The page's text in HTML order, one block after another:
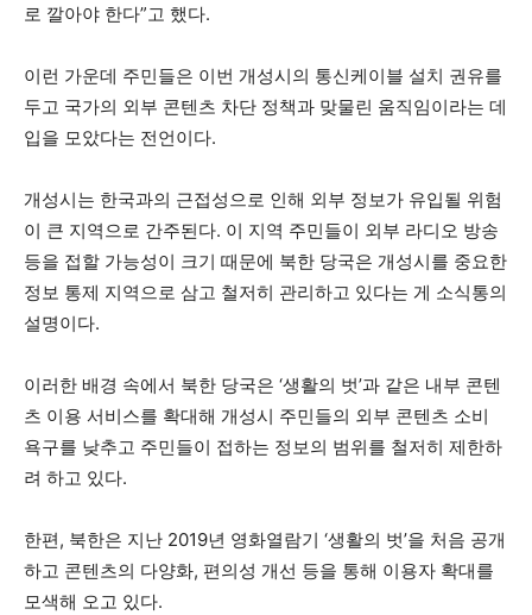
로 깔아야 한다”고 했다.
이런 가운데 주민들은 이번 개성시의 통신케이블 설치 권유를
두고 국가의 외부 콘텐츠 차단 정책과 맞물린 움직임이라는 데
입을 모았다는 전언이다.
개성시는 한국과의 근접성으로 인해 외부 정보가 유입될 위험
이 큰 지역으로 간주된다. 이 지역 주민들이 외부 라디오 방송
등을 접할 가능성이 크기 때문에 북한 당국은 개성시를 중요한
정보 통제 지역으로 삼고 철저히 관리하고 있다는 게 소식통의
설명이다.
이러한 배경 속에서 북한 당국은 ‘생활의 벗’과 같은 내부 콘텐
츠 이용 서비스를 확대해 개성시 주민들의 외부 콘텐츠 소비
욕구를 낮추고 주민들이 접하는 정보의 범위를 철저히 제한하
려 하고 있다.
한편, 북한은 지난 2019년 영화열람기 ‘생활의 벗’을 처음 공개
하고 콘텐츠의 다양화, 편의성 개선 등을 통해 이용자 확대를
모색해 오고 있다.